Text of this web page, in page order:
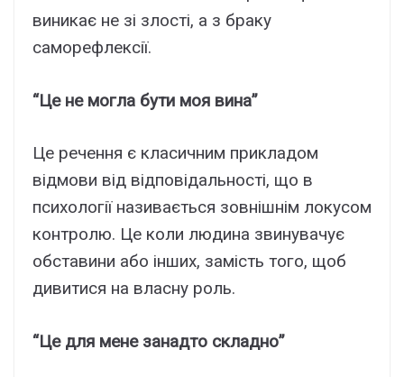
виникає не зі злості, а з браку
саморефлексії.
“Це не могла бути моя вина”
Це речення є класичним прикладом
відмови від відповідальності, що в
психології називається зовнішнім локусом
контролю. Це коли людина звинувачує
обставини або інших, замість того, щоб
дивитися на власну роль.
“Це для мене занадто складно”